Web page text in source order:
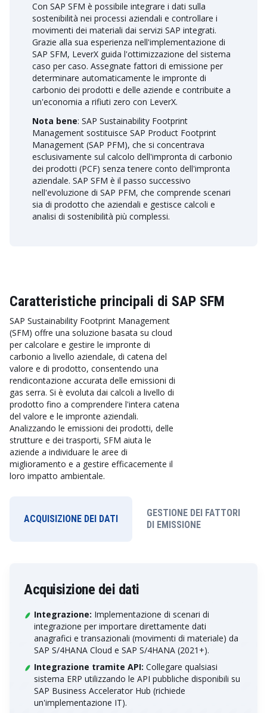
Con SAP SFM è possibile integrare i dati sulla
sostenibilità nei processi aziendali e controllare i
movimenti dei materiali dai servizi SAP integrati.
Grazie alla sua esperienza nell'implementazione di
SAP SFM, LeverX guida l'ottimizzazione del sistema
caso per caso. Assegnate fattori di emissione per
determinare automaticamente le impronte di
carbonio dei prodotti e delle aziende e contribuite a
un'economia a rifiuti zero con LeverX.
Nota bene: SAP Sustainability Footprint
Management sostituisce SAP Product Footprint
Management (SAP PFM), che si concentrava
esclusivamente sul calcolo dell'impronta di carbonio
dei prodotti (PCF) senza tenere conto dell'impronta
aziendale. SAP SFM è il passo successivo
nell'evoluzione di SAP PFM, che comprende scenari
sia di prodotto che aziendali e gestisce calcoli e
analisi di sostenibilità più complessi.
Caratteristiche principali di SAP SFM
SAP Sustainability Footprint Management
(SFM) offre una soluzione basata su cloud
per calcolare e gestire le impronte di
carbonio a livello aziendale, di catena del
valore e di prodotto, consentendo una
rendicontazione accurata delle emissioni di
gas serra. Si è evoluta dai calcoli a livello di
prodotto fino a comprendere l'intera catena
del valore e le impronte aziendali.
Analizzando le emissioni dei prodotti, delle
strutture e dei trasporti, SFM aiuta le
aziende a individuare le aree di
miglioramento e a gestire efficacemente il
loro impatto ambientale.
ACQUISIZIONE DEI DATI
GESTIONE DEI FATTORI
DI EMISSIONE
Acquisizione dei dati
Integrazione: Implementazione di scenari di
integrazione per importare direttamente dati
anagrafici e transazionali (movimenti di materiale) da
SAP S/4HANA Cloud e SAP S/4HANA (2021+).
Integrazione tramite API: Collegare qualsiasi
sistema ERP utilizzando le API pubbliche disponibili su
SAP Business Accelerator Hub (richiede
un'implementazione IT).